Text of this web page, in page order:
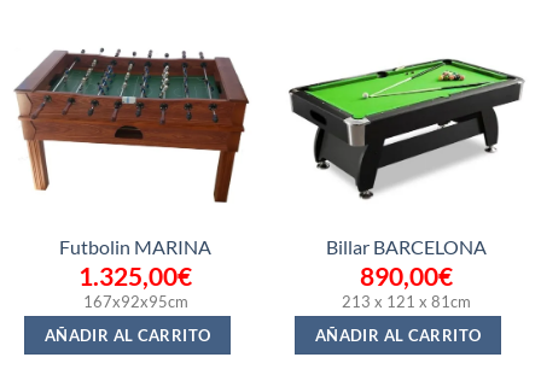
Futbolin MARINA
1.325,00€
167x92x95cm
AÑADIR AL CARRITO
Billar BARCELONA
890,00€
213 x 121 x 81cm
AÑADIR AL CARRITO